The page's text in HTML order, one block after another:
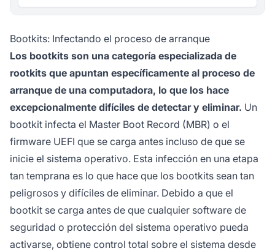
Bootkits: Infectando el proceso de arranque
Los bootkits son una categoría especializada de
rootkits que apuntan específicamente al proceso de
arranque de una computadora, lo que los hace
excepcionalmente difíciles de detectar y eliminar. Un
bootkit infecta el Master Boot Record (MBR) o el
firmware UEFI que se carga antes incluso de que se
inicie el sistema operativo. Esta infección en una etapa
tan temprana es lo que hace que los bootkits sean tan
peligrosos y difíciles de eliminar. Debido a que el
bootkit se carga antes de que cualquier software de
seguridad o protección del sistema operativo pueda
activarse, obtiene control total sobre el sistema desde